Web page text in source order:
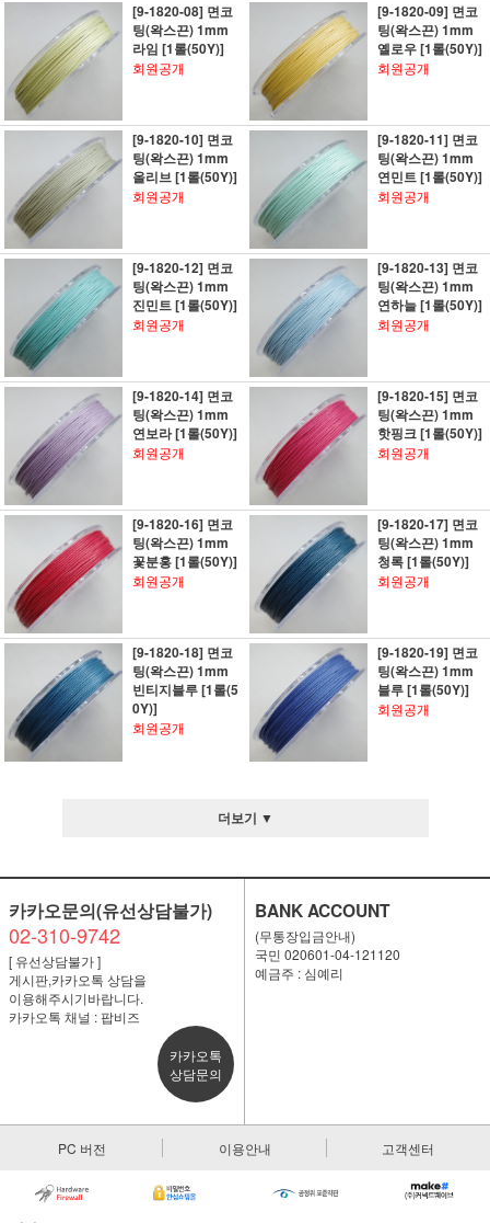
[9-1820-08] 면코
팅(왁스끈) 1mm
라임 [1롤(50Y)]
회원공개
[9-1820-09] 면코
팅(왁스끈) 1mm
옐로우 [1롤(50Y)]
회원공개
[9-1820-10] 면코
팅(왁스끈) 1mm
올리브 [1롤(50Y)]
회원공개
[9-1820-11] 면코
팅(왁스끈) 1mm
연민트 [1롤(50Y)]
회원공개
[9-1820-12] 면코
팅(왁스끈) 1mm
진민트 [1롤(50Y)]
회원공개
[9-1820-13] 면코
팅(왁스끈) 1mm
연하늘 [1롤(50Y)]
회원공개
[9-1820-14] 면코
팅(왁스끈) 1mm
연보라 [1롤(50Y)]
회원공개
[9-1820-15] 면코
팅(왁스끈) 1mm
핫핑크 [1롤(50Y)]
회원공개
[9-1820-16] 면코
팅(왁스끈) 1mm
꽃분홍 [1롤(50Y)]
회원공개
[9-1820-17] 면코
팅(왁스끈) 1mm
청록 [1롤(50Y)]
회원공개
[9-1820-18] 면코
팅(왁스끈) 1mm
빈티지블루 [1롤(5
0Y)]
회원공개
[9-1820-19] 면코
팅(왁스끈) 1mm
블루 [1롤(50Y)]
회원공개
더보기 ▼
카카오문의(유선상담불가)
02-310-9742
[ 유선상담불가 ]
게시판,카카오톡 상담을
이용해주시기바랍니다.
카카오톡 채널 : 팝비즈
카카오톡
상담문의
BANK ACCOUNT
(무통장입금안내)
국민 020601-04-121120
예금주 : 심예리
PC 버전 이용안내 고객센터